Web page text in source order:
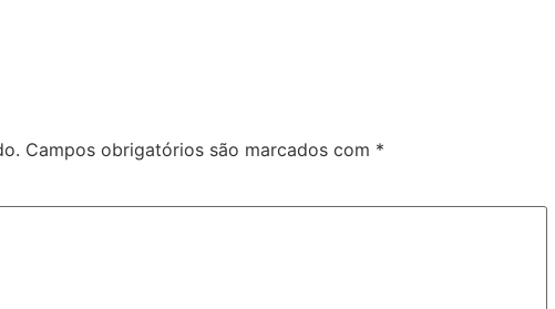
Campos obrigatórios são marcados com *